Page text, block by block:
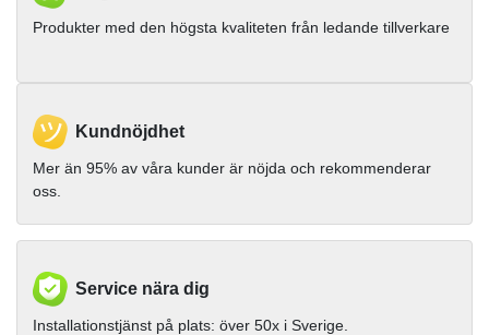
Produkter med den högsta kvaliteten från ledande tillverkare
Kundnöjdhet
Mer än 95% av våra kunder är nöjda och rekommenderar
oss.
Service nära dig
Installationstjänst på plats: över 50x i Sverige.